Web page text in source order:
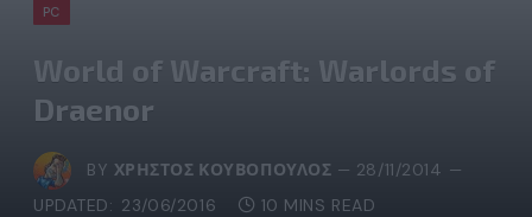
PC
World of Warcraft: Warlords of
Draenor
BY ΧΡΉΣΤΟΣ ΚΟΥΒΌΠΟΥΛΟΣ
28/11/2014
UPDATED: 23/06/2016 10 MINS READ